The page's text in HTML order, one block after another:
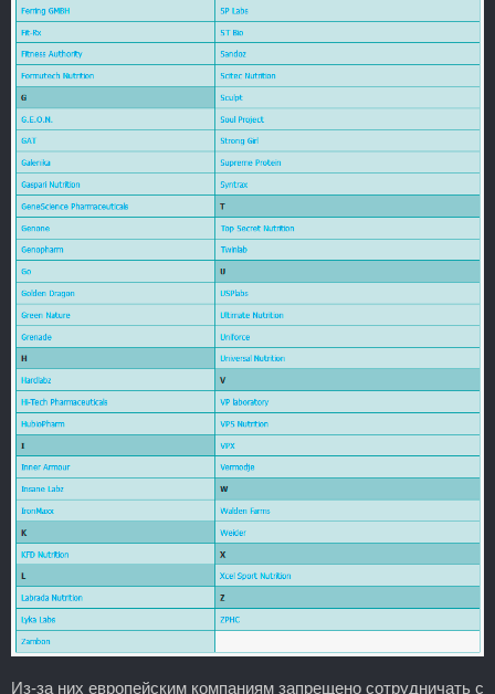
Из-за них европейским компаниям запрещено сотрудничать с